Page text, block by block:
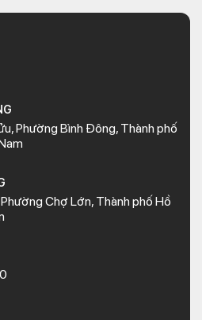
Phường Bình Đông, Thành phố
Chợ Lớn, Thành phố Hồ